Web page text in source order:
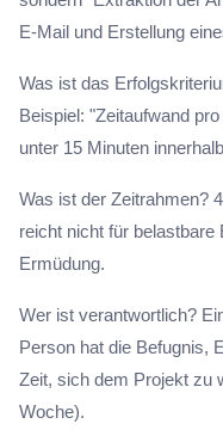
E-Mail und Erstellung
Was ist das
Beispiel: "Zeitaufwand
unter 15 Minuten
Was ist der Zeitrahmen?
reicht nicht für
Ermüdung.
Wer ist verantwortlich?
Person hat die Befugnis,
Zeit, sich dem Projekt zu
Woche).